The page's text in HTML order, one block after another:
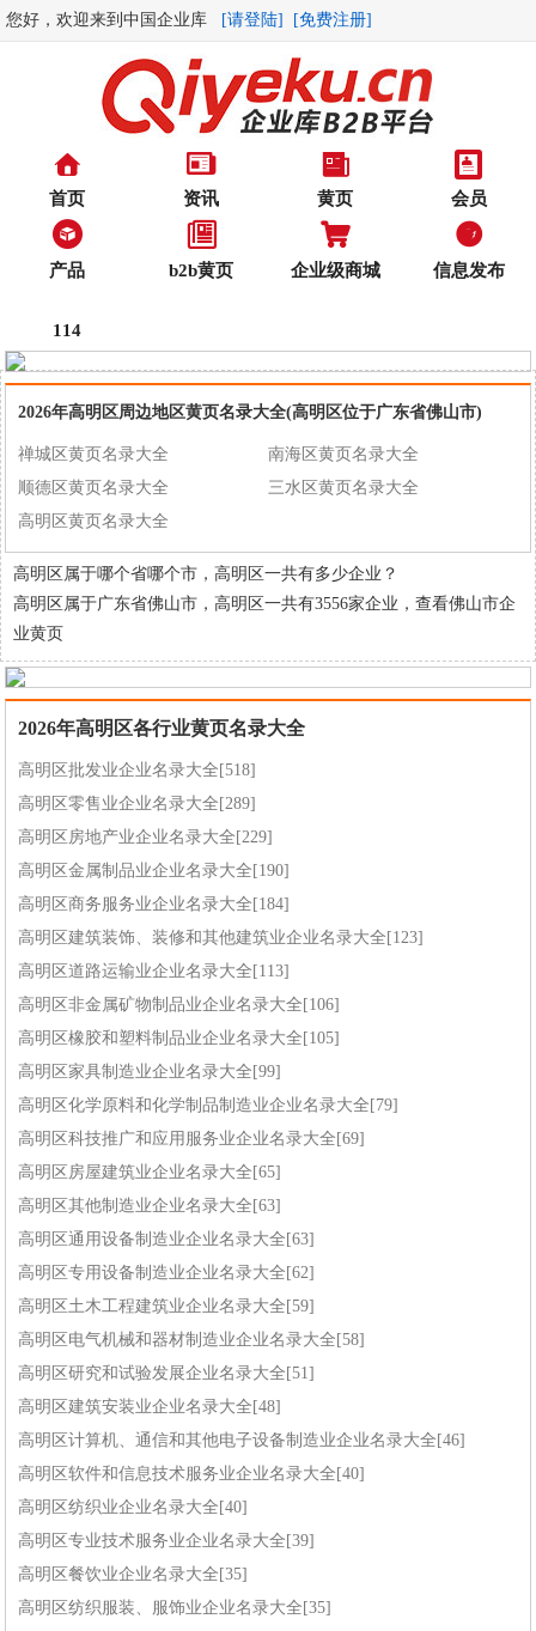
您好，欢迎来到中国企业库 [请登陆] [免费注册]
首页 资讯 黄页 会员
产品 b2b黄页 企业级商城 信息发布
114
2026年高明区周边地区黄页名录大全(高明区位于广东省佛山市)
禅城区黄页名录大全
南海区黄页名录大全
顺德区黄页名录大全
三水区黄页名录大全
高明区黄页名录大全
高明区属于哪个省哪个市，高明区一共有多少企业？
高明区属于广东省佛山市，高明区一共有3556家企业， 查看佛山市企
业黄页
2026年高明区各行业黄页名录大全
高明区批发业企业名录大全[518]
高明区零售业企业名录大全[289]
高明区房地产业企业名录大全[229]
高明区金属制品业企业名录大全[190]
高明区商务服务业企业名录大全[184]
高明区建筑装饰、装修和其他建筑业企业名录大全[123]
高明区道路运输业企业名录大全[113]
高明区非金属矿物制品业企业名录大全[106]
高明区橡胶和塑料制品业企业名录大全[105]
高明区家具制造业企业名录大全[99]
高明区化学原料和化学制品制造业企业名录大全[79]
高明区科技推广和应用服务业企业名录大全[69]
高明区房屋建筑业企业名录大全[65]
高明区其他制造业企业名录大全[63]
高明区通用设备制造业企业名录大全[63]
高明区专用设备制造业企业名录大全[62]
高明区土木工程建筑业企业名录大全[59]
高明区电气机械和器材制造业企业名录大全[58]
高明区研究和试验发展企业名录大全[51]
高明区建筑安装业企业名录大全[48]
高明区计算机、通信和其他电子设备制造业企业名录大全[46]
高明区软件和信息技术服务业企业名录大全[40]
高明区纺织业企业名录大全[40]
高明区专业技术服务业企业名录大全[39]
高明区餐饮业企业名录大全[35]
高明区纺织服装、服饰业企业名录大全[35]